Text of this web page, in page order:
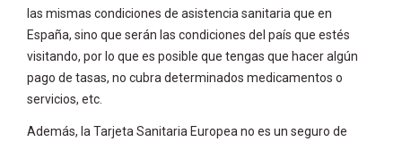
las mismas condiciones de asistencia sanitaria que en
España, sino que serán las condiciones del país que estés
visitando, por lo que es posible que tengas que hacer algún
pago de tasas, no cubra determinados medicamentos o
servicios, etc.
Además, la Tarjeta Sanitaria Europea no es un seguro de